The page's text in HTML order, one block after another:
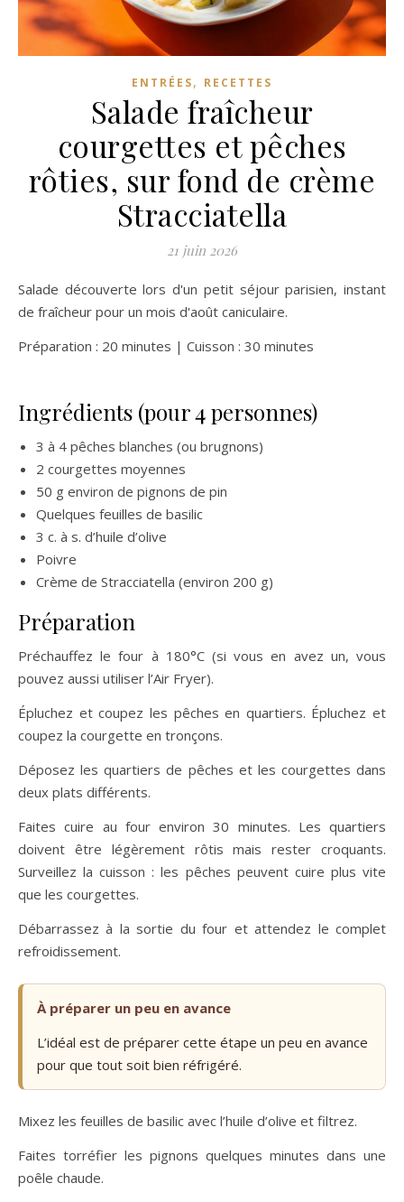
ENTRÉES, RECETTES
Salade fraîcheur
courgettes et pêches
rôties, sur fond de crème
Stracciatella
21 juin 2026
Salade découverte lors d'un petit séjour parisien, instant
de fraîcheur pour un mois d'août caniculaire.
Préparation : 20 minutes | Cuisson : 30 minutes
Ingrédients (pour 4 personnes)
3 à 4 pêches blanches (ou brugnons)
2 courgettes moyennes
50 g environ de pignons de pin
Quelques feuilles de basilic
3 c. à s. d’huile d’olive
Poivre
Crème de Stracciatella (environ 200 g)
Préparation
Préchauffez le four à 180°C (si vous en avez un, vous
pouvez aussi utiliser l’Air Fryer).
Épluchez et coupez les pêches en quartiers. Épluchez et
coupez la courgette en tronçons.
Déposez les quartiers de pêches et les courgettes dans
deux plats différents.
Faites cuire au four environ 30 minutes. Les quartiers
doivent être légèrement rôtis mais rester croquants.
Surveillez la cuisson : les pêches peuvent cuire plus vite
que les courgettes.
Débarrassez à la sortie du four et attendez le complet
refroidissement.
À préparer un peu en avance
L’idéal est de préparer cette étape un peu en avance
pour que tout soit bien réfrigéré.
Mixez les feuilles de basilic avec l’huile d’olive et filtrez.
Faites torréfier les pignons quelques minutes dans une
poêle chaude.